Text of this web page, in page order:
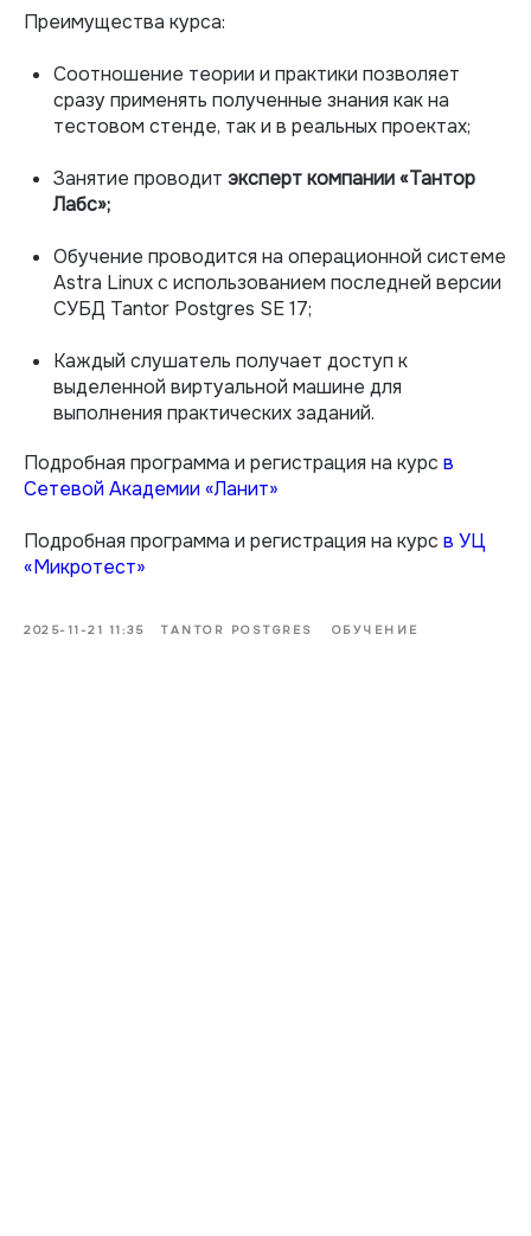
Преимущества курса:
Соотношение теории и практики позволяет
сразу применять полученные знания как на
тестовом стенде, так и в реальных проектах;
Занятие проводит эксперт компании «Тантор
Лабс»;
Обучение проводится на операционной системе
Astra Linux с использованием последней версии
СУБД Tantor Postgres SE 17;
Каждый слушатель получает доступ к
выделенной виртуальной машине для
выполнения практических заданий.
Подробная программа и регистрация на курс в
Сетевой Академии «Ланит»
Подробная программа и регистрация на курс в УЦ
«Микротест»
2025-11-21 11:35 TANTOR POSTGRES ОБУЧЕНИЕ